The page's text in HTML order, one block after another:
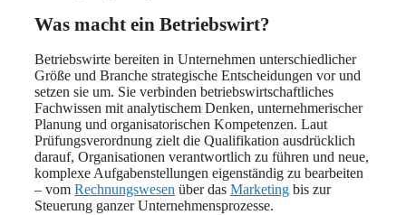
Was macht ein Betriebswirt?
Betriebswirte bereiten in Unternehmen unterschiedlicher
Größe und Branche strategische Entscheidungen vor und
setzen sie um. Sie verbinden betriebswirtschaftliches
Fachwissen mit analytischem Denken, unternehmerischer
Planung und organisatorischen Kompetenzen. Laut
Prüfungsverordnung zielt die Qualifikation ausdrücklich
darauf, Organisationen verantwortlich zu führen und neue,
komplexe Aufgabenstellungen eigenständig zu bearbeiten
– vom Rechnungswesen über das Marketing bis zur
Steuerung ganzer Unternehmensprozesse.